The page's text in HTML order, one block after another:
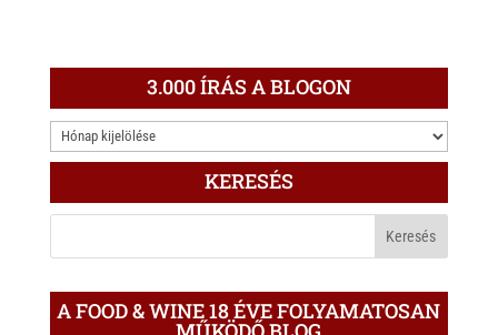
3.000 ÍRÁS A BLOGON
3.000
ÍRÁS
BLOGON
KERESÉS
A FOOD & WINE 18 ÉVE FOLYAMATOSAN